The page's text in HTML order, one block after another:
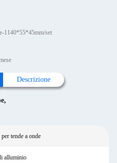
1140*55*45mm/set
Descrizione
,
tende a onde
alluminio